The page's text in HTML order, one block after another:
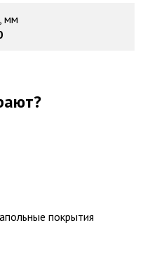
мм
покрытия